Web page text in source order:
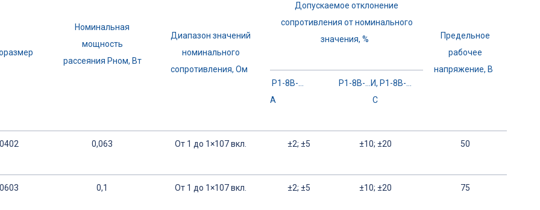
Номинальная
мощность
рассеяния Pном, Вт
Диапазон значений
номинального
сопротивления, Ом
Допускаемое отклонение
сопротивления от номинального
значения, %
Предельное
рабочее
напряжение, В
Р1-8В-…
А
Р1-8В-…И, Р1-8В-…
С
0402 0,063 От 1 до 1×107 вкл. ±2; ±5 ±10; ±20 50
0603 0,1 От 1 до 1×107 вкл. ±2; ±5 ±10; ±20 75